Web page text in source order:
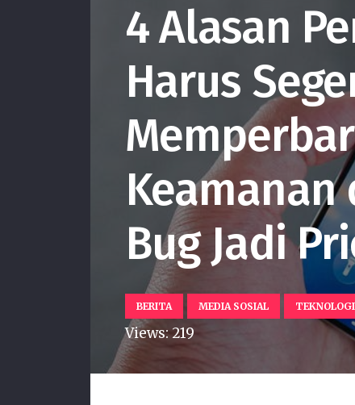
4 Alasan
Harus
Keamanan
Bug Jadi
BERITA MEDIA SOSIAL TEKNOLOGI
Views:219